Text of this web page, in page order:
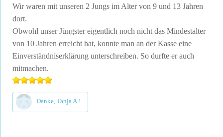
Wir waren mit unseren 2 Jungs im Alter von 9 und 13 Jahren
dort.
Obwohl unser Jüngster eigentlich noch nicht das Mindestalter
von 10 Jahren erreicht hat, konnte man an der Kasse eine
Einverständniserklärung unterschreiben. So durfte er auch
mitmachen.
Danke, Tanja A.!